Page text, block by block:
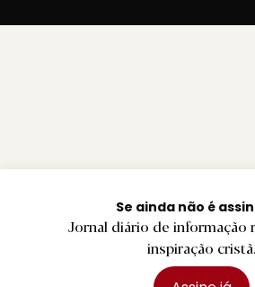
Se ainda não é
Jornal diário de informação
inspiração cristã.